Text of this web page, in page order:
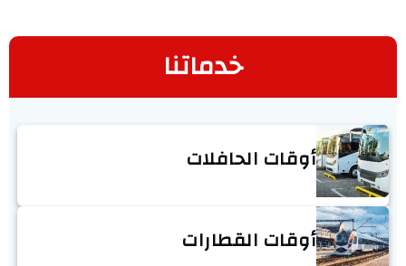
خدماتنا
أوقات الحافلات
أوقات القطارات